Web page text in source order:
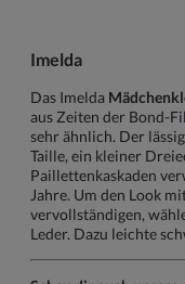
Imelda
Das Imelda
aus Zeiten der Bond-
sehr ähnlich. Der
Taille, ein kleiner
Paillettenkaskaden
Jahre. Um den Look
vervollständigen,
Leder. Dazu leichte